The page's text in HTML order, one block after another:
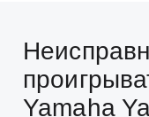
Yamaha